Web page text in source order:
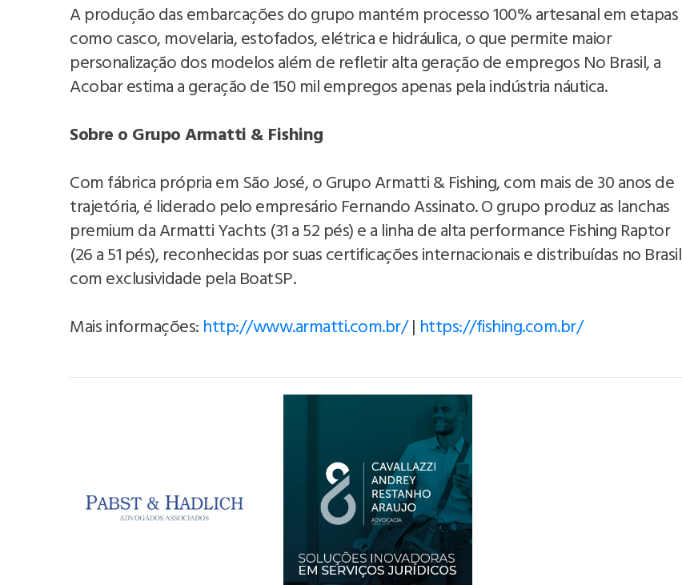
A produção das embarcações do grupo mantém processo 100% artesanal em etapas
como casco, movelaria, estofados, elétrica e hidráulica, o que permite maior
personalização dos modelos além de refletir alta geração de empregos No Brasil, a
Acobar estima a geração de 150 mil empregos apenas pela indústria náutica.
Sobre o Grupo Armatti & Fishing
Com fábrica própria em São José, o Grupo Armatti & Fishing, com mais de 30 anos de
trajetória, é liderado pelo empresário Fernando Assinato. O grupo produz as lanchas
premium da Armatti Yachts (31 a 52 pés) e a linha de alta performance Fishing Raptor
(26 a 51 pés), reconhecidas por suas certificações internacionais e distribuídas no Brasil
com exclusividade pela BoatSP.
Mais informações: http://www.armatti.com.br/| https://fishing.com.br/